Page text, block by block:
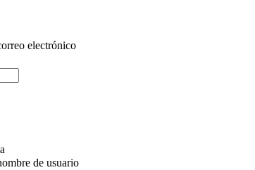
electrónico
de usuario